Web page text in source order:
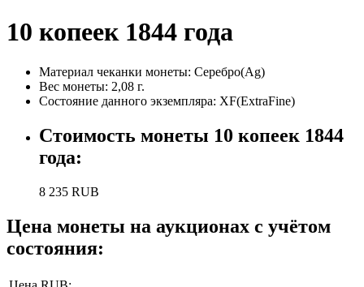
10 копеек 1844 года
Материал чеканки монеты: Серебро(Ag)
Вес монеты: 2,08 г.
Состояние данного экземпляра: XF(ExtraFine)
Стоимость монеты 10 копеек 1844
года:
8 235 RUB
Цена монеты на аукционах с учётом
состояния: